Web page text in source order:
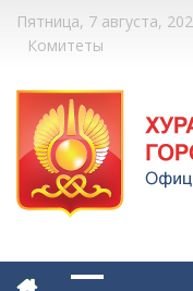
Пятница, 7 августа,
Комитеты